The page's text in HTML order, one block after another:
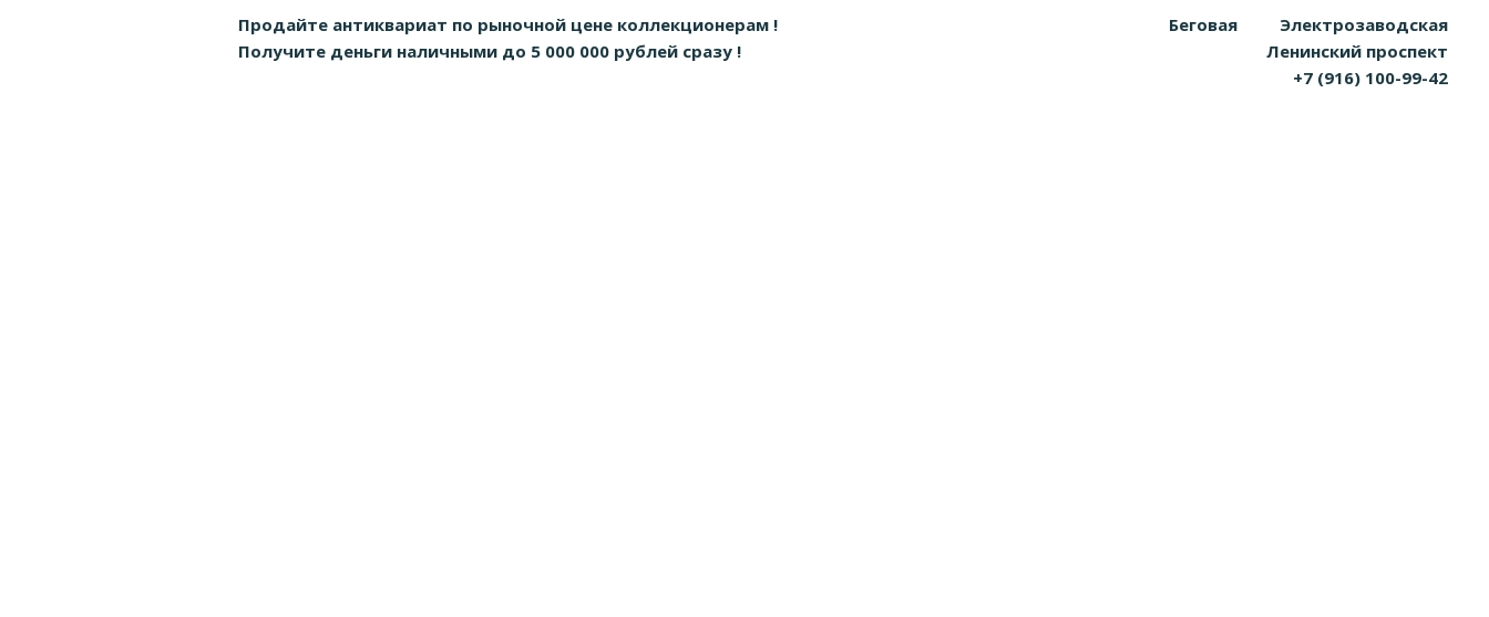
Продайте антиквариат по рыночной цене коллекционерам ! Беговая
Электрозаводская
Получите деньги наличными до 5 000 000 рублей сразу !
Ленинский проспект
+7 (916) 100-99-42